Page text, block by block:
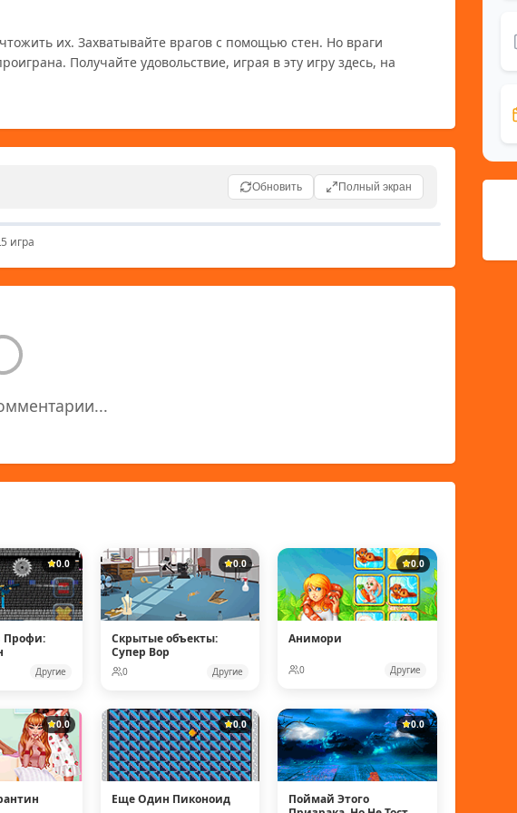
их. Захватывайте врагов с помощью стен. Но враги
Получайте удовольствие, играя в эту игру здесь, на
Обновить Полный экран
игра
0.0
Профи:
Другие
0.0
Скрытые объекты:
Супер Вор
0 Другие
0.0
Анимори
0 Другие
0.0 0.0
Еще Один Пиконоид
0.0
Поймай Этого